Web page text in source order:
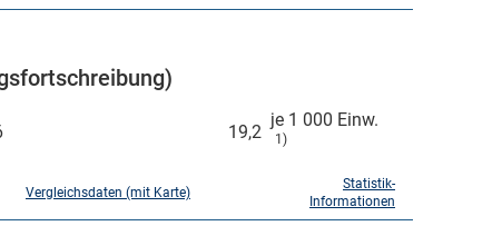
19,2
je 1 000 Einw.
1)
Vergleichsdaten (mit Karte)
Statistik-
Informationen